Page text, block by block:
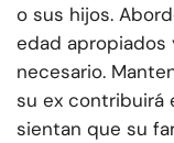
o sus hijos.
edad apropiados
necesario.
su ex contribuirá
sientan que su